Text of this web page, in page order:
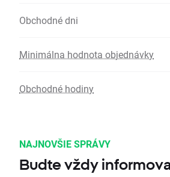
Obchodné dni
Minimálna hodnota objednávky
Obchodné hodiny
NAJNOVŠIE SPRÁVY
Budte vždy